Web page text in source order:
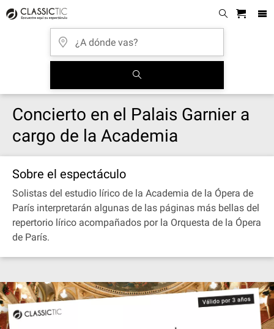
Concierto en el Palais Garnier a
cargo de la Academia
Sobre el espectáculo
Solistas del estudio lírico de la Academia de la Ópera de
París interpretarán algunas de las páginas más bellas del
repertorio lírico acompañados por la Orquesta de la Ópera
de París.